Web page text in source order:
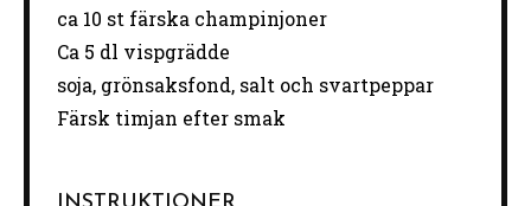
ca 10 st färska champinjoner
Ca 5 dl vispgrädde
soja, grönsaksfond, salt och svartpeppar
Färsk timjan efter smak